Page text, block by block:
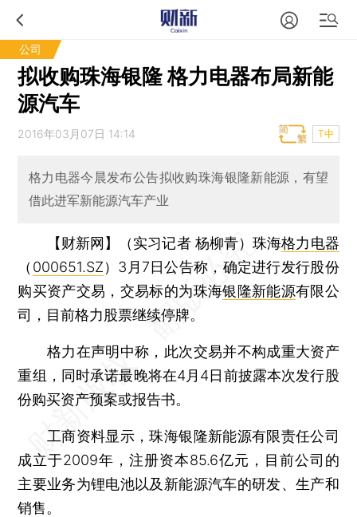
公司
拟收购珠海银隆 格力电器布局新能
源汽车
2016年03月07日 14:14 T中
格力电器今晨发布公告拟收购珠海银隆新能源，有望
借此进军新能源汽车产业
【财新网】（实习记者 杨柳青）珠海格力电器
（ 000651.SZ）3月7日公告称，确定进行发行股份
购买资产交易，交易标的为珠海银隆新能源有限公
司，目前格力股票继续停牌。
格力在声明中称，此次交易并不构成重大资产
重组，同时承诺最晚将在4月4日前披露本次发行股
份购买资产预案或报告书。
工商资料显示，珠海银隆新能源有限责任公司
成立于2009年，注册资本85.6亿元，目前公司的
主要业务为锂电池以及新能源汽车的研发、生产和
销售。